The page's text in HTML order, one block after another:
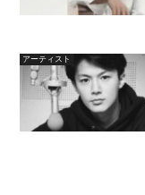
アーティスト